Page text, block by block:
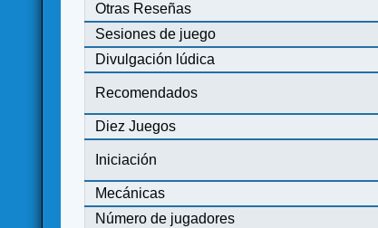
Otras Reseñas
Sesiones de juego
Divulgación lúdica
Recomendados
Diez Juegos
Iniciación
Mecánicas
Número de jugadores